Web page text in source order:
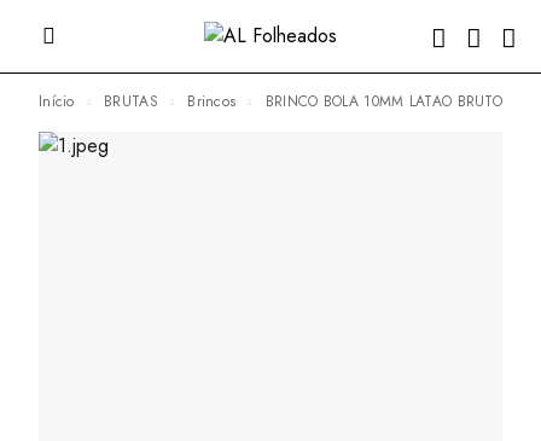
Início BRUTAS Brincos BRINCO BOLA 10MM LATAO BRUTO